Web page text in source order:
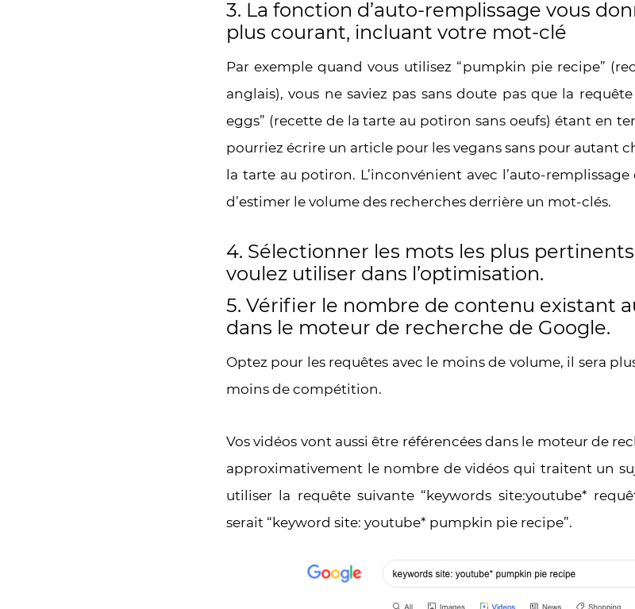
3. La fonction d’auto-remplissage vous
plus courant, incluant votre mot-clé
Par exemple quand vous utilisez “pumpkin pie recipe”
anglais), vous ne saviez pas sans doute pas que la
eggs” (recette de la tarte au potiron sans oeufs) étant en
pourriez écrire un article pour les vegans sans pour autant
la tarte au potiron. L’inconvénient avec l’auto-remplissage
d’estimer le volume des recherches derrière un mot-clés.
4. Sélectionner les mots les plus
voulez utiliser dans l’optimisation.
5. Vérifier le nombre de contenu existant
dans le moteur de recherche de Google.
Optez pour les requêtes avec le moins de volume, il sera
moins de compétition.
Vos vidéos vont aussi être référencées dans le moteur de
approximativement le nombre de vidéos qui traitent un
utiliser la requête suivante “keywords site:youtube*
serait “keyword site: youtube* pumpkin pie recipe”.